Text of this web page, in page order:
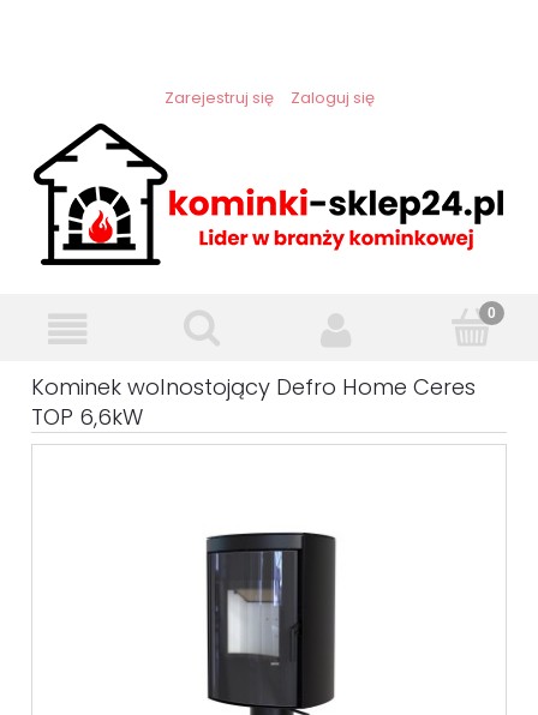
Zarejestruj się Zaloguj się
Kominek wolnostojący Defro Home Ceres
TOP 6,6kW